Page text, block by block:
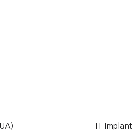
IT Implant